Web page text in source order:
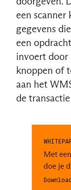
een scanner
gegevens
een
invoert door
knoppen of
aan het
de
Met
doe je